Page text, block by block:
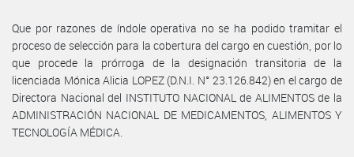
Que por razones de índole operativa no se ha podido tramitar el
proceso de selección para la cobertura del cargo en cuestión, por lo
que procede la prórroga de la designación transitoria de la
licenciada Mónica Alicia LOPEZ (D.N.I. N° 23.126.842) en el cargo de
Directora Nacional del INSTITUTO NACIONAL de ALIMENTOS de la
ADMINISTRACIÓN NACIONAL DE MEDICAMENTOS, ALIMENTOS Y
TECNOLOGÍA MÉDICA.